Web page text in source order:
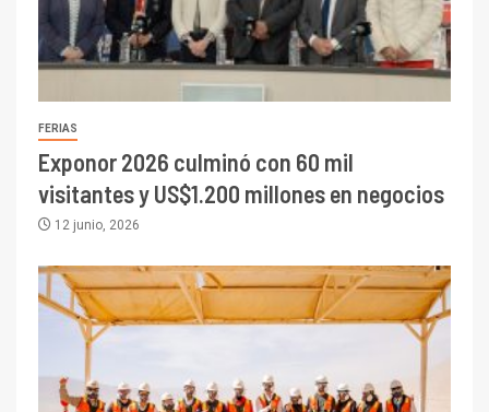
FERIAS
Exponor 2026 culminó con 60 mil
visitantes y US$1.200 millones en negocios
12 junio, 2026